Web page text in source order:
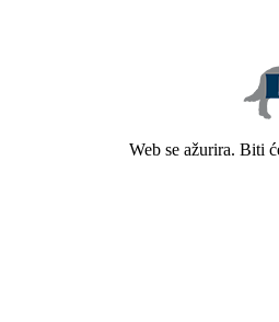
Web se ažurira. Biti